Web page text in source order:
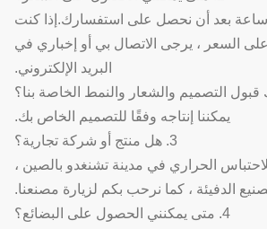
عادة في غضون 24 ساعة بعد أن نحصل على استفسارك.إذا كنت
السعر ، يرجى الاتصال بي أو إخباري في
البريد الإلكتروني.
يمكننا إنتاجه وفقًا للتصميم الخاص بك.
3. هل منتج أو شركة تجارية؟
الحراري في مدينة تشنغدو بالصين ،
الدفيئة ، كما نرحب بكم لزيارة مصنعنا.
4. متى يمكنني الحصول على البضائع؟